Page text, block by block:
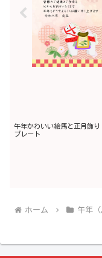
午年かわいい絵馬と正月飾
プレート
ホーム 午年